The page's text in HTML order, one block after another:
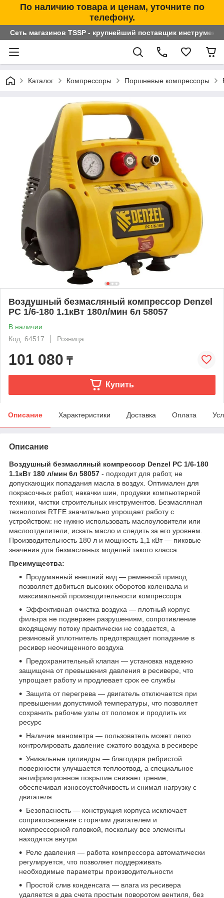
По наличию товара и ценам, уточните по
телефону.
Сеть магазинов TSSP - крупнейший поставщик
Каталог Компрессоры Поршневые компрессоры
Воздушный безмасляный компрессор Denzel
РС 1/6-180 1.1кВт 180л/мин 6л 58057
В наличии
Код: 64517
Розница
101 080 ₸
Купить
Описание Характеристики Доставка Оплата
Описание
Воздушный безмасляный компрессор Denzel РС 1/6-180
1.1кВт 180 л/мин 6л 58057 - подходит для работ, не
допускающих попадания масла в воздух. Оптимален для
покрасочных работ, накачки шин, продувки компьютерной
техники, чистки строительных инструментов. Безмасляная
технология RTFE значительно упрощает работу с
устройством: не нужно использовать маслоуловители или
маслоотделители, искать масло и следить за его уровнем.
Производительность 180 л и мощность 1,1 кВт — пиковые
значения для безмасляных моделей такого класса.
Преимущества:
Продуманный внешний вид — ременной привод
позволяет добиться высоких оборотов коленвала и
максимальной производительности компрессора
Эффективная очистка воздуха — плотный корпус
фильтра не подвержен разрушениям, сопротивление
входящему потоку практически не создается, а
резиновый уплотнитель предотвращает попадание в
ресивер неочищенного воздуха
Предохранительный клапан — установка надежно
защищена от превышения давления в ресивере, что
упрощает работу и продлевает срок ее службы
Защита от перегрева — двигатель отключается при
превышении допустимой температуры, что позволяет
сохранить рабочие узлы от поломок и продлить их
ресурс
Наличие манометра — пользователь может легко
контролировать давление сжатого воздуха в ресивере
Уникальные цилиндры — благодаря ребристой
поверхности улучшается теплоотвод, а специальное
антифрикционное покрытие снижает трение,
обеспечивая износоустойчивость и снимая нагрузку с
двигателя
Безопасность — конструкция корпуса исключает
соприкосновение с горячим двигателем и
компрессорной головкой, поскольку все элементы
находятся внутри
Реле давления — работа компрессора автоматически
регулируется, что позволяет поддерживать
необходимые параметры производительности
Простой слив конденсата — влага из ресивера
удаляется в два счета простым поворотом вентиля, без